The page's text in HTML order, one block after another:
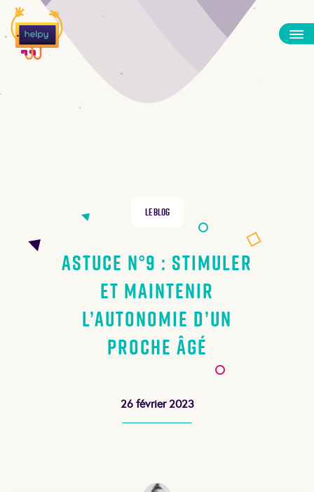
Le Blog
Astuce N°9 : stimuler
et maintenir
l’autonomie d’un
proche âgé
26 février 2023